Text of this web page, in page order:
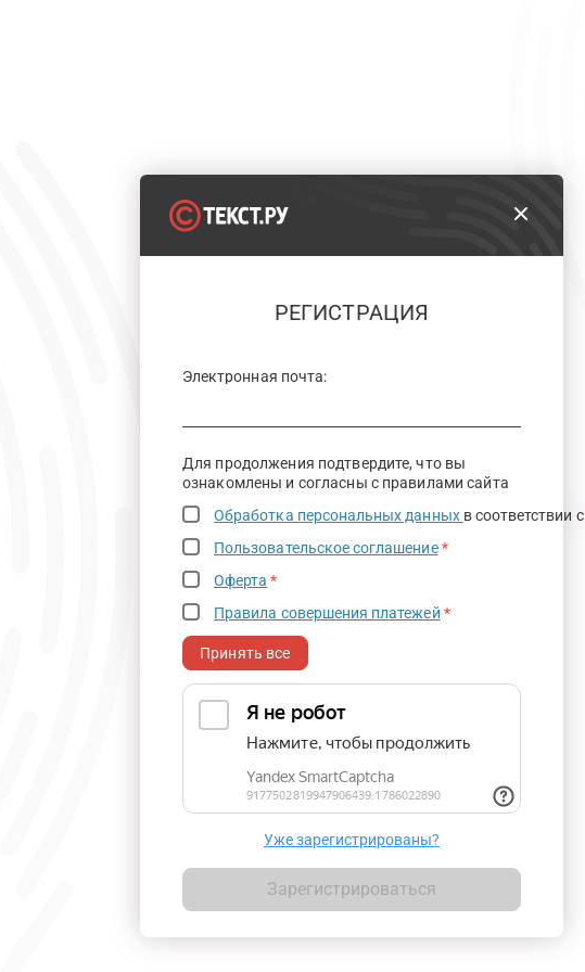
РЕГИСТРАЦИЯ
Электронная почта:
Для продолжения подтвердите, что вы
ознакомлены и согласны с правилами сайта
Обработка персональных данных в соответствии с
Пользовательское соглашение *
Оферта *
Правила совершения платежей *
Принять все
Уже зарегистрированы?
Зарегистрироваться